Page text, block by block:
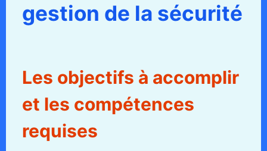
gestion de la sécurité
Les objectifs à accomplir
et les compétences
requises